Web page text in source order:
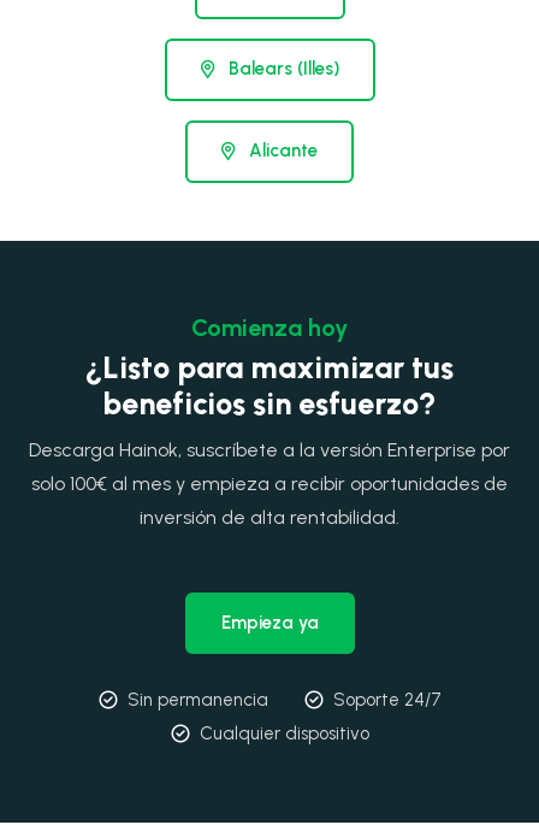
Balears (Illes)
Alicante
Comienza hoy
¿Listo para maximizar tus
beneficios sin esfuerzo?
Descarga Hainok, suscríbete a la versión Enterprise por
solo 100€ al mes y empieza a recibir oportunidades de
inversión de alta rentabilidad.
Empieza ya
Sin permanencia
Soporte 24/7
Cualquier dispositivo